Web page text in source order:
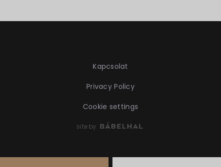
Kapcsolat
Privacy Policy
Cookie settings
site by